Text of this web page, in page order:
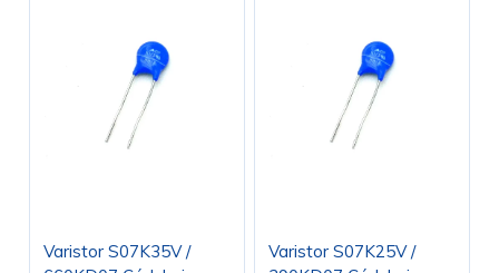
Varistor S07K35V /
Varistor S07K25V /